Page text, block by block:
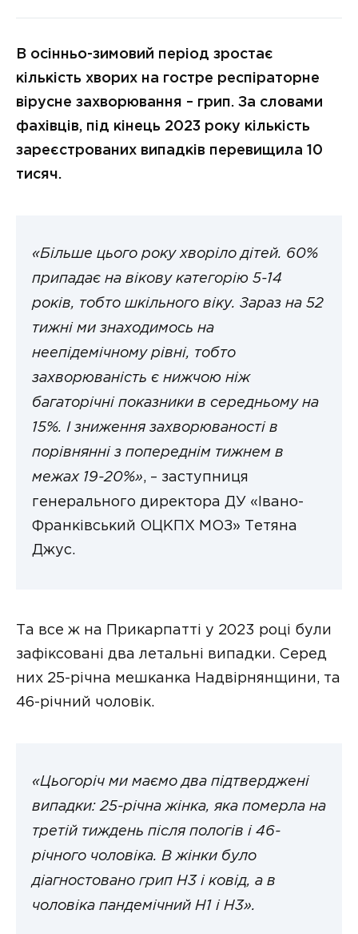
В осінньо-зимовий період зростає
кількість хворих на гостре респіраторне
вірусне захворювання – грип. За словами
фахівців, під кінець 2023 року кількість
зареєстрованих випадків перевищила 10
тисяч.
«Більше цього року хворіло дітей. 60%
припадає на вікову категорію 5-14
років, тобто шкільного віку. Зараз на 52
тижні ми знаходимось на
неепідемічному рівні, тобто
захворюваність є нижчою ніж
багаторічні показники в середньому на
15%. І зниження захворюваності в
порівнянні з попереднім тижнем в
межах 19-20%», – заступниця
генерального директора ДУ «Івано-
Франківський ОЦКПХ МОЗ» Тетяна
Джус.
Та все ж на Прикарпатті у 2023 році були
зафіксовані два летальні випадки. Серед
них 25-річна мешканка Надвірнянщини, та
46-річний чоловік.
«Цьогоріч ми маємо два підтверджені
випадки: 25-річна жінка, яка померла на
третій тиждень після пологів і 46-
річного чоловіка. В жінки було
діагностовано грип H3 і ковід, а в
чоловіка пандемічний H1 і H3».